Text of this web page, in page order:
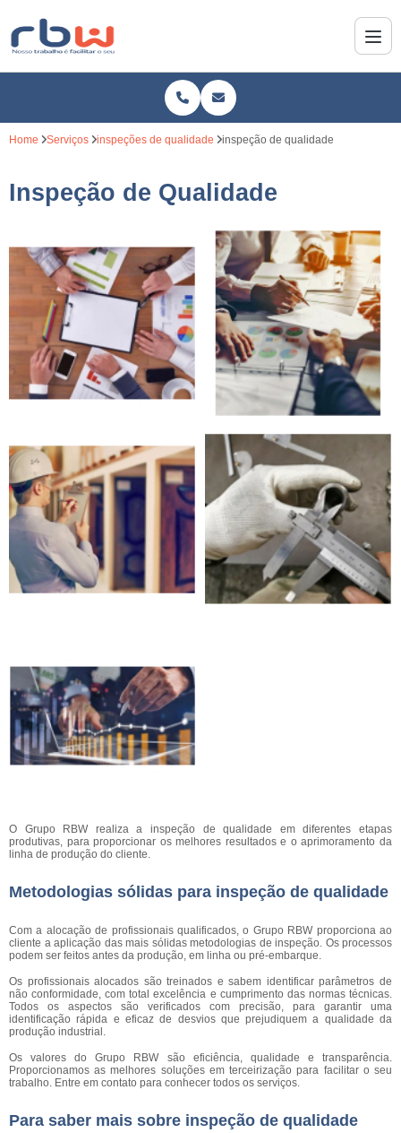
Home Serviços inspeções de qualidade inspeção de qualidade
Inspeção de Qualidade
O Grupo RBW realiza a inspeção de qualidade em diferentes etapas
produtivas, para proporcionar os melhores resultados e o aprimoramento da
linha de produção do cliente.
Metodologias sólidas para inspeção de qualidade
Com a alocação de profissionais qualificados, o Grupo RBW proporciona ao
cliente a aplicação das mais sólidas metodologias de inspeção. Os processos
podem ser feitos antes da produção, em linha ou pré-embarque.
Os profissionais alocados são treinados e sabem identificar parâmetros de
não conformidade, com total excelência e cumprimento das normas técnicas.
Todos os aspectos são verificados com precisão, para garantir uma
identificação rápida e eficaz de desvios que prejudiquem a qualidade da
produção industrial.
Os valores do Grupo RBW são eficiência, qualidade e transparência.
Proporcionamos as melhores soluções em terceirização para facilitar o seu
trabalho. Entre em contato para conhecer todos os serviços.
Para saber mais sobre inspeção de qualidade